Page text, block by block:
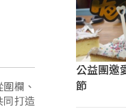
欄、
打造
公益團邀
節